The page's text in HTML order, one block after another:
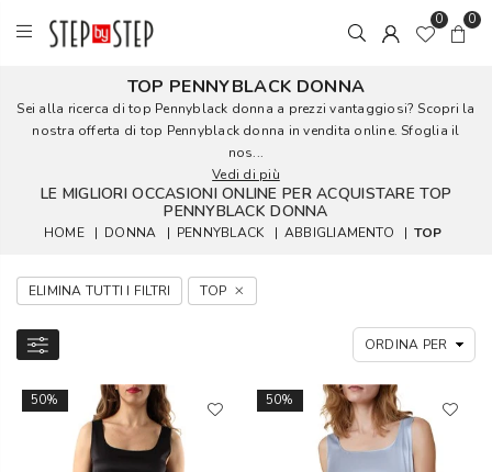
0 0
TOP PENNYBLACK DONNA
Sei alla ricerca di top Pennyblack donna a prezzi vantaggiosi? Scopri la
nostra offerta di top Pennyblack donna in vendita online. Sfoglia il
nos...
Vedi di più
LE MIGLIORI OCCASIONI ONLINE PER ACQUISTARE TOP
PENNYBLACK DONNA
HOME | DONNA | PENNYBLACK | ABBIGLIAMENTO | TOP
ELIMINA TUTTI I FILTRI TOP
50% 50%